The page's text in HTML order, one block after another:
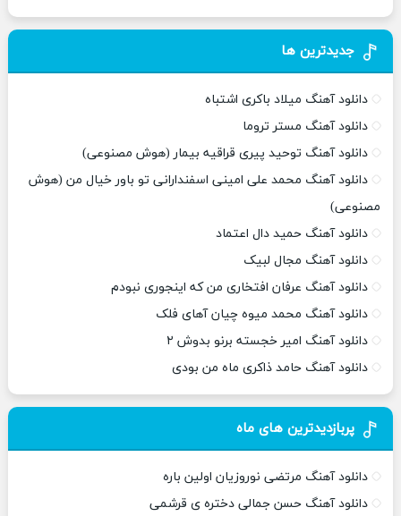
جدیدترین ها
دانلود آهنگ میلاد باکری اشتباه
دانلود آهنگ مستر تروما
دانلود آهنگ توحید پیری قراقیه بیمار (هوش مصنوعی)
دانلود آهنگ محمد علی امینی اسفندارانی تو باور خیال من (هوش
مصنوعی)
دانلود آهنگ حمید دال اعتماد
دانلود آهنگ مجال لبیک
دانلود آهنگ عرفان افتخاری من که اینجوری نبودم
دانلود آهنگ محمد میوه چیان آهای فلک
دانلود آهنگ امیر خجسته برنو بدوش ۲
دانلود آهنگ حامد ذاکری ماه من بودی
پربازدیدترین های ماه
دانلود آهنگ مرتضی نوروزیان اولین باره
دانلود آهنگ حسن جمالی دختره ی قرشمی